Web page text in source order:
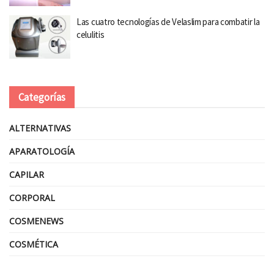
Las cuatro tecnologías de Velaslim para combatir la
celulitis
Categorías
ALTERNATIVAS
APARATOLOGÍA
CAPILAR
CORPORAL
COSMENEWS
COSMÉTICA